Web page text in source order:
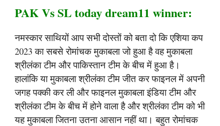
PAK Vs SL today dream11 winner:
नमस्कार साथियों आप सभी दोस्तों को बता दो कि एशिया कप
2023 का सबसे रोमांचक मुकाबला जो हुआ है वह मुकाबला
श्रीलंका टीम और पाकिस्तान टीम के बीच में हुआ है।
हालांकि या मुकाबला श्रीलंका टीम जीत कर फाइनल में अपनी
जगह पक्की कर ली और फाइनल मुकाबला इंडिया टीम और
श्रीलंका टीम के बीच में होने वाला है और श्रीलंका टीम को भी
यह मुकाबला जितना उतना आसान नहीं था। बहुत रोमांचक